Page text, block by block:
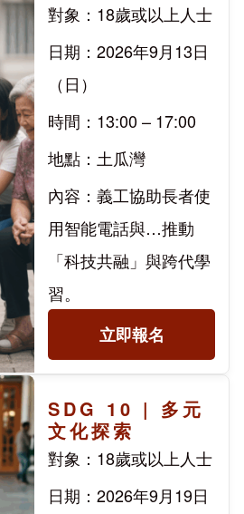
對象：18歲或以上人士
日期：2026年9月13日
（日）
時間：13:00 – 17:00
地點：土瓜灣
內容：義工協助長者使
用智能電話與…推動
「科技共融」與跨代學
習。
立即報名
SDG 10 | 多元
文化探索
對象：18歲或以上人士
日期：2026年9月19日